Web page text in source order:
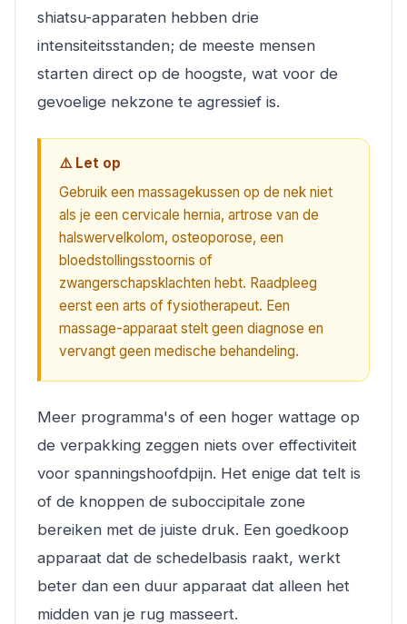
shiatsu-apparaten hebben drie
intensiteitsstanden; de meeste mensen
starten direct op de hoogste, wat voor de
gevoelige nekzone te agressief is.
⚠️ Let op
Gebruik een massagekussen op de nek niet
als je een cervicale hernia, artrose van de
halswervelkolom, osteoporose, een
bloedstollingsstoornis of
zwangerschapsklachten hebt. Raadpleeg
eerst een arts of fysiotherapeut. Een
massage-apparaat stelt geen diagnose en
vervangt geen medische behandeling.
Meer programma's of een hoger wattage op
de verpakking zeggen niets over effectiviteit
voor spanningshoofdpijn. Het enige dat telt is
of de knoppen de suboccipitale zone
bereiken met de juiste druk. Een goedkoop
apparaat dat de schedelbasis raakt, werkt
beter dan een duur apparaat dat alleen het
midden van je rug masseert.